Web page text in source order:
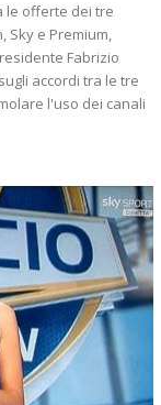
le offerte dei tre
Sky e Premium,
Fabrizio
accordi tra le tre
l'uso dei canali